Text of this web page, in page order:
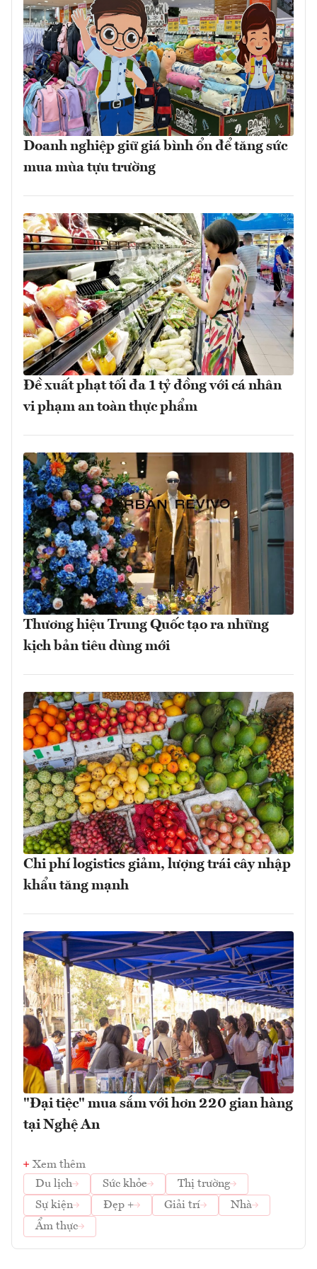
Doanh nghiệp giữ giá bình ổn để tăng sức
mua mùa tựu trường
Đề xuất phạt tối đa 1 tỷ đồng với cá nhân
vi phạm an toàn thực phẩm
Thương hiệu Trung Quốc tạo ra những
kịch bản tiêu dùng mới
Chi phí logistics giảm, lượng trái cây nhập
khẩu tăng mạnh
"Đại tiệc" mua sắm với hơn 220 gian hàng
tại Nghệ An
Xem thêm
Du lịch
Sức khỏe
Thị trường
Sự kiện
Đẹp + Giải trí
Nhà
Ẩm thực